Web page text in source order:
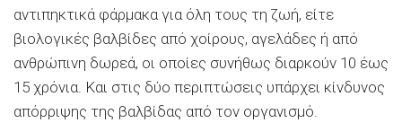
αντιπηκτικά φάρμακα για όλη τους τη ζωή, είτε
βιολογικές βαλβίδες από χοίρους, αγελάδες ή από
ανθρώπινη δωρεά, οι οποίες συνήθως διαρκούν 10 έως
15 χρόνια. Και στις δύο περιπτώσεις υπάρχει κίνδυνος
απόρριψης της βαλβίδας από τον οργανισμό.